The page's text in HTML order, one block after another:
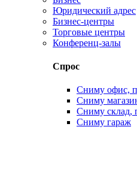
Юридический адрес
Бизнес-центры
Торговые центры
Конференц-залы
Спрос
Сниму офис,
Сниму
Сниму склад,
Сниму гараж